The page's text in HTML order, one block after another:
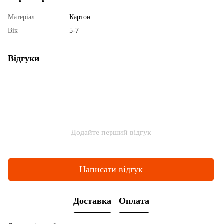
Матеріал
Картон
Вік
5-7
Відгуки
Додайте перший відгук
Написати відгук
Доставка Оплата